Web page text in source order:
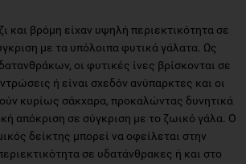
οι φυτικές ίνες βρίσκονται σε
ή είναι σχεδόν ανύπαρκτες και οι
κυρίως σάκχαρα, προκαλώντας δυνητικά
απόκριση σε σύγκριση με το ζωικό γάλα. Ο
δείκτης μπορεί να οφείλεται στην
σε υδατάνθρακες ή και στο
κυρίως από τη λακτόζη
ροφήματα φυτικής προέλευσης μπορούν
παρασκευαστή διάφοροι τύποι σακχάρων